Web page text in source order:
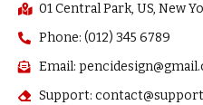
01 Central Park, US, New
Phone: (012) 345 6789
Email:
Support: